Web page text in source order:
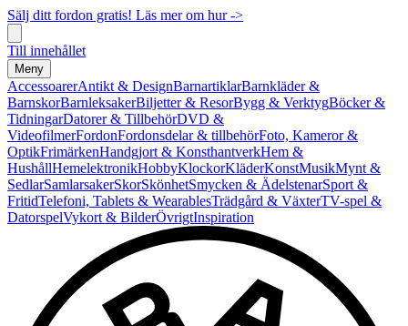
Sälj ditt fordon gratis! Läs mer om hur ->
Till innehållet
Meny
AccessoarerAntikt & DesignBarnartiklarBarnkläder &
BarnskorBarnleksakerBiljetter & ResorBygg & VerktygBöcker &
TidningarDatorer & TillbehörDVD &
VideofilmerFordonFordonsdelar & tillbehörFoto, Kameror &
OptikFrimärkenHandgjort & KonsthantverkHem &
HushållHemelektronikHobbyKlockorKläderKonstMusikMynt &
SedlarSamlarsakerSkorSkönhetSmycken & ÄdelstenarSport &
FritidTelefoni, Tablets & WearablesTrädgård & VäxterTV-spel &
DatorspelVykort & BilderÖvrigtInspiration